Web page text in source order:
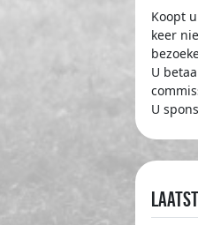
Koopt
keer
U
U